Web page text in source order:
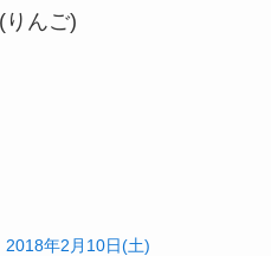
んご)
2018年2月10日(土)